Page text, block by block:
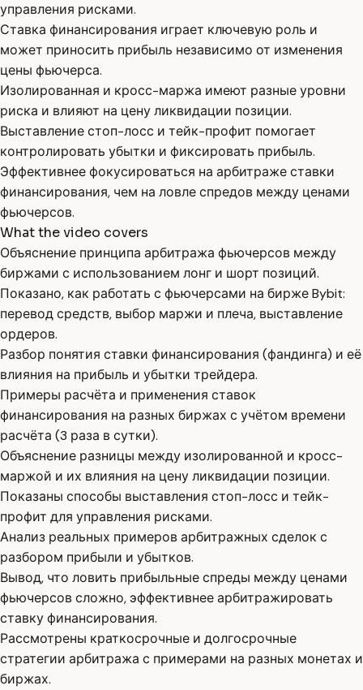
управления рисками.
Ставка финансирования играет ключевую роль и
может приносить прибыль независимо от изменения
цены фьючерса.
Изолированная и кросс-маржа имеют разные уровни
риска и влияют на цену ликвидации позиции.
Выставление стоп-лосс и тейк-профит помогает
контролировать убытки и фиксировать прибыль.
Эффективнее фокусироваться на арбитраже ставки
финансирования, чем на ловле спредов между ценами
фьючерсов.
What the video covers
Объяснение принципа арбитража фьючерсов между
биржами с использованием лонг и шорт позиций.
Показано, как работать с фьючерсами на бирже Bybit:
перевод средств, выбор маржи и плеча, выставление
ордеров.
Разбор понятия ставки финансирования (фандинга) и её
влияния на прибыль и убытки трейдера.
Примеры расчёта и применения ставок
финансирования на разных биржах с учётом времени
расчёта (3 раза в сутки).
Объяснение разницы между изолированной и кросс-
маржой и их влияния на цену ликвидации позиции.
Показаны способы выставления стоп-лосс и тейк-
профит для управления рисками.
Анализ реальных примеров арбитражных сделок с
разбором прибыли и убытков.
Вывод, что ловить прибыльные спреды между ценами
фьючерсов сложно, эффективнее арбитражировать
ставку финансирования.
Рассмотрены краткосрочные и долгосрочные
стратегии арбитража с примерами на разных монетах и
биржах.